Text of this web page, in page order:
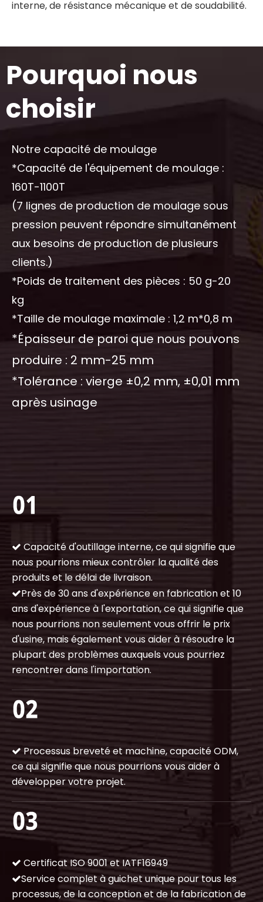
interne, de résistance mécanique et de soudabilité.
Pourquoi nous
choisir
Notre capacité de moulage
*Capacité de l'équipement de moulage :
160T-1100T
(7 lignes de production de moulage sous
pression peuvent répondre simultanément
aux besoins de production de plusieurs
clients.)
*Poids de traitement des pièces : 50 g-20
kg
*Taille de moulage maximale : 1,2 m*0,8 m
*Épaisseur de paroi que nous pouvons
produire : 2 mm-25 mm
*Tolérance : vierge ±0,2 mm, ±0,01 mm
après usinage
 Capacité d'outillage interne, ce qui signifie que
nous pourrions mieux contrôler la qualité des
produits et le délai de livraison.
Près de 30 ans d'expérience en fabrication et 10
ans d'expérience à l'exportation, ce qui signifie que
nous pourrions non seulement vous offrir le prix
d'usine, mais également vous aider à résoudre la
plupart des problèmes auxquels vous pourriez
rencontrer dans l'importation.
 Processus breveté et machine, capacité ODM,
ce qui signifie que nous pourrions vous aider à
développer votre projet.
 Certificat ISO 9001 et IATF16949
Service complet à guichet unique pour tous les
processus, de la conception et de la fabrication de